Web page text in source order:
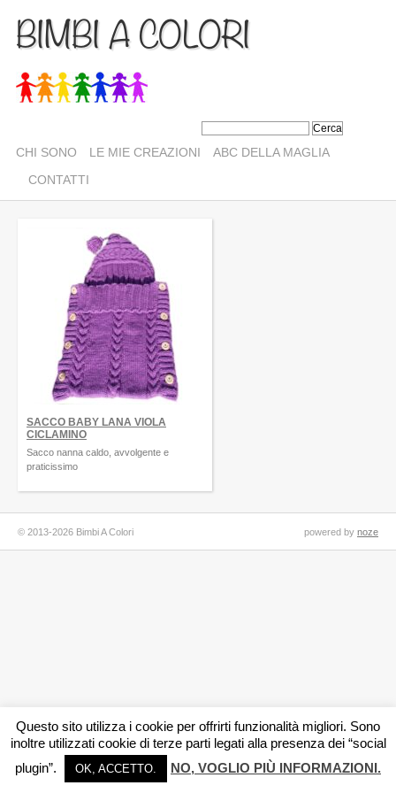
BIMBI A COLORI
CHI SONO LE MIE CREAZIONI
ABC DELLA MAGLIA
CONTATTI
SACCO BABY LANA VIOLA
CICLAMINO
Sacco nanna caldo, avvolgente e
praticissimo
© 2013-2026 Bimbi A Colori powered by noze
Questo sito utilizza i cookie per offrirti funzionalità migliori. Sono
inoltre utilizzati cookie di terze parti legati alla presenza dei “social
plugin”.
OK, ACCETTO. NO, VOGLIO PIÙ INFORMAZIONI.